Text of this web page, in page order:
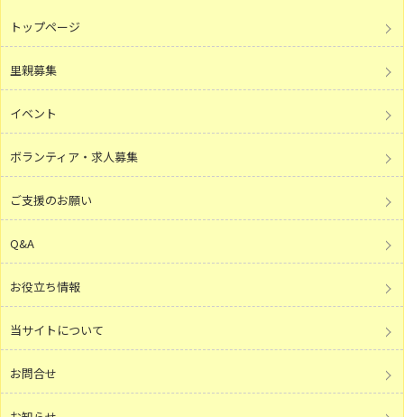
トップページ
里親募集
イベント
ボランティア・求人募集
ご支援のお願い
Q&A
お役立ち情報
当サイトについて
お問合せ